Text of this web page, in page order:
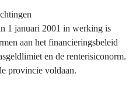
1 januari 2001 in werking is
aan het financieringsbeleid
en de renterisiconorm.
provincie voldaan.